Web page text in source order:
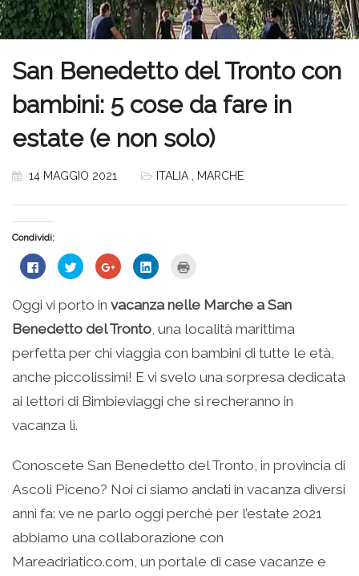
San Benedetto del Tronto con
bambini: 5 cose da fare in
estate (e non solo)
14 MAGGIO 2021 ITALIA MARCHE
Condividi:
Fai
clic
su
Facebook
apre
una
nuova
finestra)
Fai
clic
condividere
su
Twitter
(Si
in
una
nuova
finestra)
Fai
clic
condividere
su
Google+
(Si
in
una
nuova
finestra)
Fai
clic
condividere
su
LinkedIn
(Si
in
una
nuova
finestra)
stampare
(Si
in
nuova
finestra)
Oggi vi porto in vacanza nelle Marche a San
Benedetto del Tronto , una località marittima
perfetta per chi viaggia con bambini di tutte le età,
anche piccolissimi! E vi svelo una sorpresa dedicata
ai lettori di Bimbieviaggi che si recheranno in
vacanza lì.
Conoscete San Benedetto del Tronto, in provincia di
Ascoli Piceno? Noi ci siamo andati in vacanza diversi
anni fa: ve ne parlo oggi perché per l’estate 2021
abbiamo una collaborazione con
Mareadriatico.com, un portale di case vacanze e